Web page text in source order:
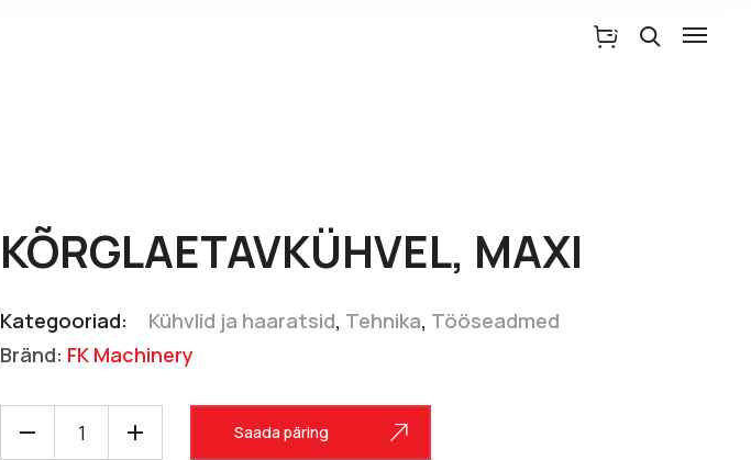
KÕRGLAETAVKÜHVEL, MAXI
Kategooriad: Kühvlid ja haaratsid, Tehnika, Tööseadmed
Bränd: FK Machinery
Saada päring